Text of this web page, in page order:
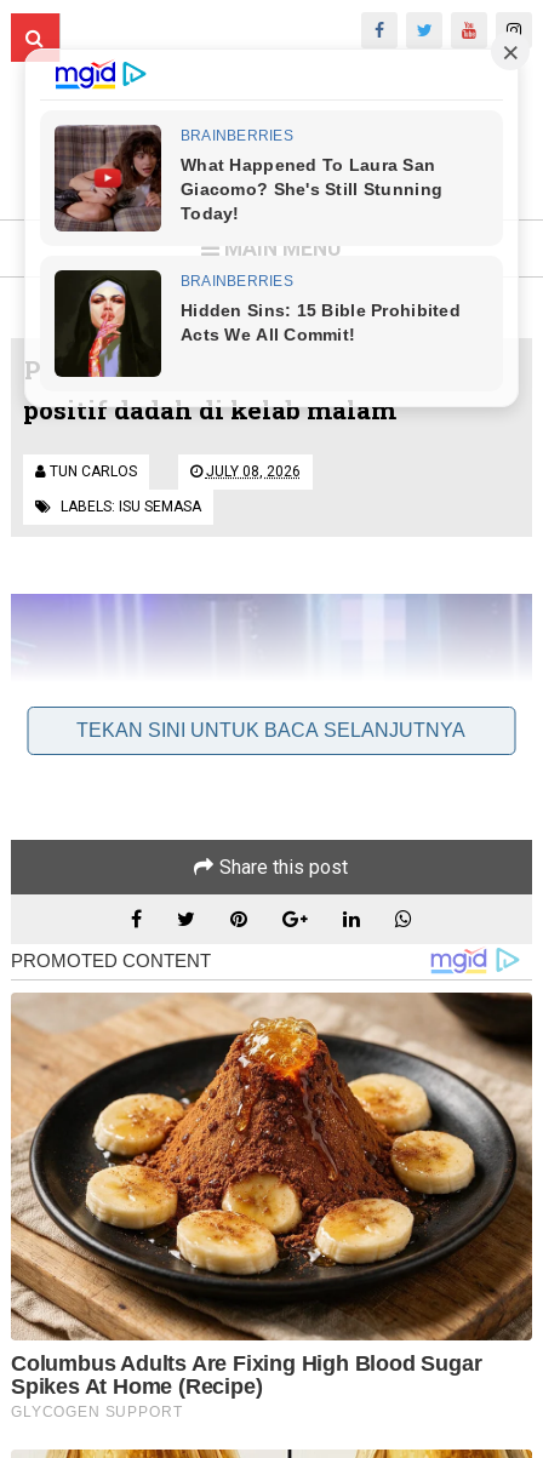
MAIN MENU
Pelakon wanita drama polis ditahan
positif dadah di kelab malam
TUN CARLOS JULY 08, 2026
LABELS: ISU SEMASA
KUALA LUMPUR - Pelakon wanita yang membintangi drama
kepolisan terkenal ditahan ketika berhibur di sebuah pusat
hiburan di Raja Chulan di sini pada Selasa.
Serbuan Op Noda itu dijalankan Bahagian Kongsi Gelap,
Perjudian dan Maksiat (D7) Ibu Pejabat Polis Kontinjen (IPK)
Kuala Lumpur bersama Ibu Pejabat Polis Daerah (IPD) Dang
Wangi jam 3.15 pagi ini.
TEKAN SINI UNTUK BACA SELANJUTNYA
Share this post